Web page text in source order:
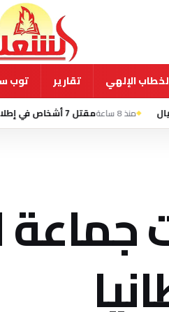
الإلهي تقارير توب
مقتل 7 أشخاص في إطلاق نار بمدرسة شمال بانكوك وانتحار الطالب المشتبه به